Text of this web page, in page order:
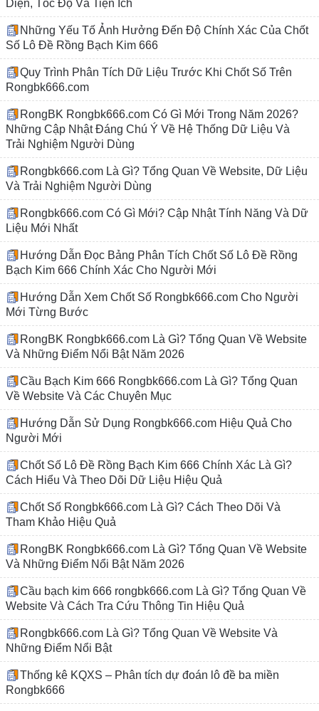
Diện, Tốc Độ Và Tiện Ích
Những Yếu Tố Ảnh Hưởng Đến Độ Chính Xác Của Chốt
Số Lô Đề Rồng Bạch Kim 666
Quy Trình Phân Tích Dữ Liệu Trước Khi Chốt Số Trên
Rongbk666.com
RongBK Rongbk666.com Có Gì Mới Trong Năm 2026?
Những Cập Nhật Đáng Chú Ý Về Hệ Thống Dữ Liệu Và
Trải Nghiệm Người Dùng
Rongbk666.com Là Gì? Tổng Quan Về Website, Dữ Liệu
Và Trải Nghiệm Người Dùng
Rongbk666.com Có Gì Mới? Cập Nhật Tính Năng Và Dữ
Liệu Mới Nhất
Hướng Dẫn Đọc Bảng Phân Tích Chốt Số Lô Đề Rồng
Bạch Kim 666 Chính Xác Cho Người Mới
Hướng Dẫn Xem Chốt Số Rongbk666.com Cho Người
Mới Từng Bước
RongBK Rongbk666.com Là Gì? Tổng Quan Về Website
Và Những Điểm Nổi Bật Năm 2026
Cầu Bạch Kim 666 Rongbk666.com Là Gì? Tổng Quan
Về Website Và Các Chuyên Mục
Hướng Dẫn Sử Dụng Rongbk666.com Hiệu Quả Cho
Người Mới
Chốt Số Lô Đề Rồng Bạch Kim 666 Chính Xác Là Gì?
Cách Hiểu Và Theo Dõi Dữ Liệu Hiệu Quả
Chốt Số Rongbk666.com Là Gì? Cách Theo Dõi Và
Tham Khảo Hiệu Quả
RongBK Rongbk666.com Là Gì? Tổng Quan Về Website
Và Những Điểm Nổi Bật Năm 2026
Cầu bạch kim 666 rongbk666.com Là Gì? Tổng Quan Về
Website Và Cách Tra Cứu Thông Tin Hiệu Quả
Rongbk666.com Là Gì? Tổng Quan Về Website Và
Những Điểm Nổi Bật
Thống kê KQXS – Phân tích dự đoán lô đề ba miền
Rongbk666